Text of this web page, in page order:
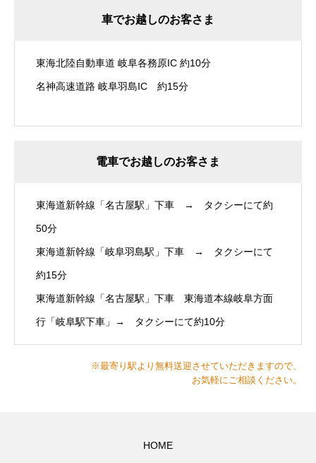
車でお越しのお客さま
東海北陸自動車道 岐阜各務原IC 約10分
名神高速道路 岐阜羽島IC 約15分
電車でお越しのお客さま
東海道新幹線「名古屋駅」下車 → タクシーにて約
50分
東海道新幹線「岐阜羽島駅」下車 → タクシーにて
約15分
東海道新幹線「名古屋駅」下車 東海道本線岐阜方面
行「岐阜駅下車」→ タクシーにて約10分
※最寄り駅より無料送迎させていただきますので、
お気軽にご相談ください。
HOME